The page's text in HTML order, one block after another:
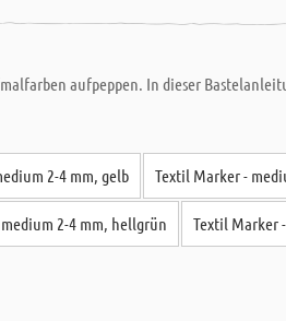
aufpeppen. In dieser
2-4 mm, gelb Textil Marker -
2-4 mm, hellgrün Textil Marker